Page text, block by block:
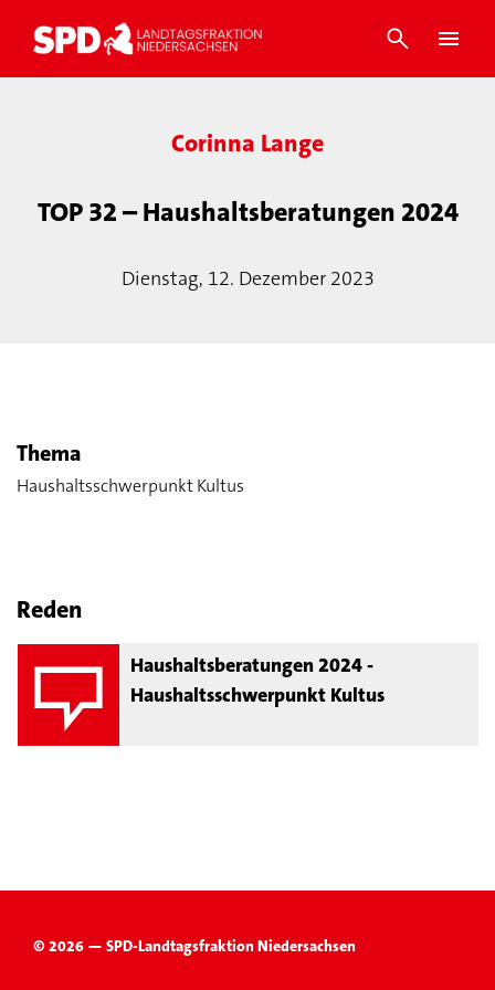
Corinna Lange
TOP 32 – Haushaltsberatungen 2024
Dienstag, 12. Dezember 2023
Thema
Haushaltsschwerpunkt Kultus
Reden
Haushaltsberatungen 2024 -
Haushaltsschwerpunkt Kultus
© 2026 — SPD-Landtagsfraktion Niedersachsen